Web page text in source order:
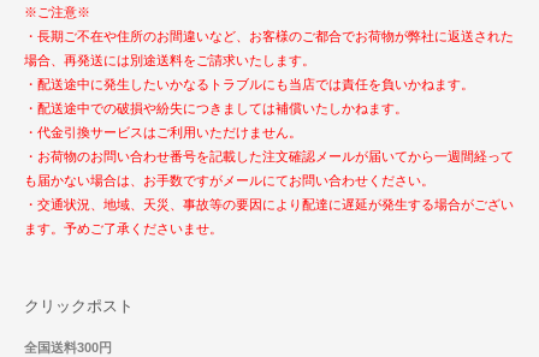
※ご注意※
・長期ご不在や住所のお間違いなど、お客様のご都合でお荷物が弊社に返送された
場合、再発送には別途送料をご請求いたします。
・配送途中に発生したいかなるトラブルにも当店では責任を負いかねます。
・配送途中での破損や紛失につきましては補償いたしかねます。
・代金引換サービスはご利用いただけません。
・お荷物のお問い合わせ番号を記載した注文確認メールが届いてから一週間経って
も届かない場合は、お手数ですがメールにてお問い合わせください。
・交通状況、地域、天災、事故等の要因により配達に遅延が発生する場合がござい
ます。予めご了承くださいませ。
クリックポスト
全国送料300円